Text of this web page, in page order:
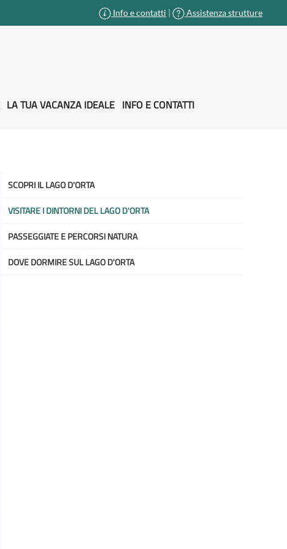
Info e contatti | Assistenza strutture
LA TUA VACANZA IDEALE INFO E CONTATTI
SCOPRI IL LAGO D'ORTA
VISITARE I DINTORNI DEL LAGO D'ORTA
PASSEGGIATE E PERCORSI NATURA
DOVE DORMIRE SUL LAGO D'ORTA